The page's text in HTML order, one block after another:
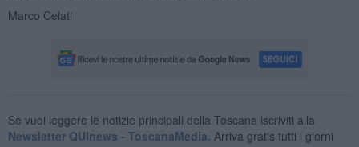
Marco Celati
Se vuoi leggere le notizie principali della Toscana iscriviti alla
Newsletter QUInews - ToscanaMedia. Arriva gratis tutti i giorni